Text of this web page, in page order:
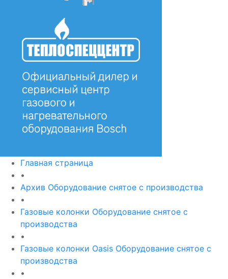
Главная страница
•
Архив Оборудование снятое с производства
•
Газовые колонки Оборудование снятое с
производства
•
Газовые колонки Oasis Оборудование снятое с
производства
•